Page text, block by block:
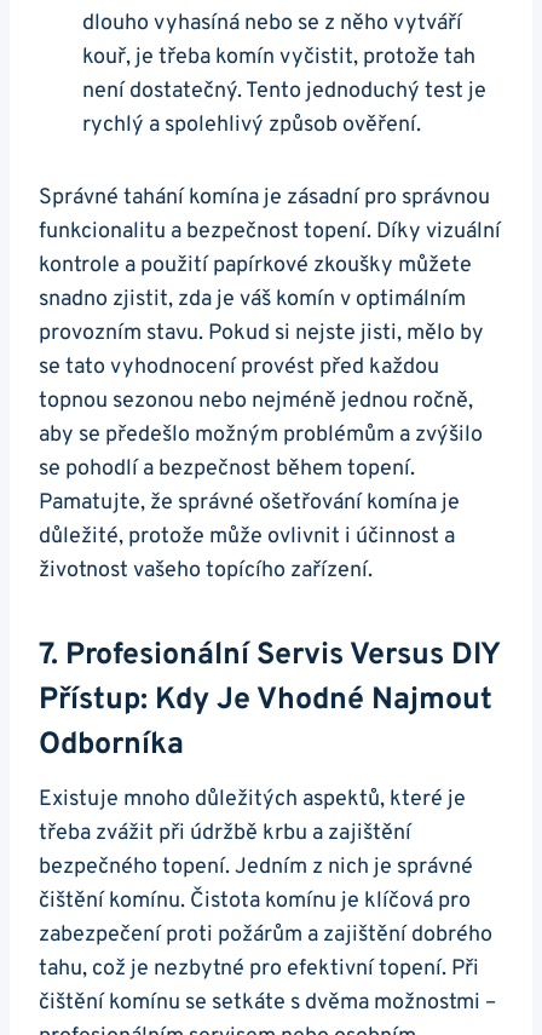
dlouho vyhasíná nebo se z něho vytváří
kouř, je třeba komín vyčistit, protože tah
není dostatečný. Tento jednoduchý test je
rychlý a spolehlivý způsob ověření.
Správné tahání komína je zásadní pro správnou
funkcionalitu a bezpečnost topení. Díky vizuální
kontrole a použití papírkové zkoušky můžete
snadno zjistit, zda je váš komín v optimálním
provozním stavu. Pokud si nejste jisti, mělo by
se tato vyhodnocení provést před každou
topnou sezonou nebo nejméně jednou ročně,
aby se předešlo možným problémům a zvýšilo
se pohodlí a bezpečnost během topení.
Pamatujte, že správné ošetřování komína je
důležité, protože může ovlivnit i účinnost a
životnost vašeho topícího zařízení.
7. Profesionální Servis Versus DIY
Přístup: Kdy Je Vhodné Najmout
Odborníka
Existuje mnoho důležitých aspektů, které je
třeba zvážit při údržbě krbu a zajištění
bezpečného topení. Jedním z nich je správné
čištění komínu. Čistota komínu je klíčová pro
zabezpečení proti požárům a zajištění dobrého
tahu, což je nezbytné pro efektivní topení. Při
čištění komínu se setkáte s dvěma možnostmi –